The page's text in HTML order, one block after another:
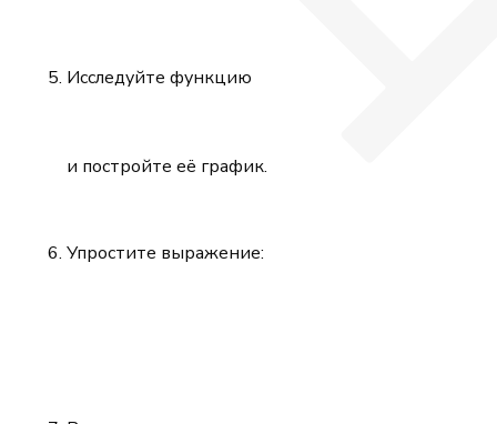
Исследуйте функцию
и постройте её график.
Упростите выражение: